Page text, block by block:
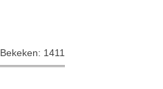
Bekeken: 1411